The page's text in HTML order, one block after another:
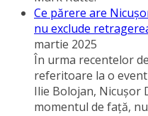
Ce părere are
nu exclude
martie 2025
În urma recentelor
referitoare la o
Ilie Bolojan, Nicuşor
momentul de faţă,